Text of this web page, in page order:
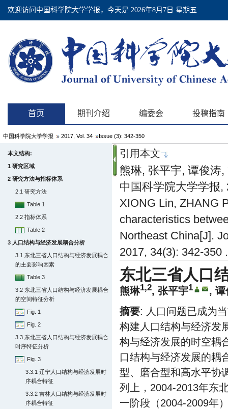
中国科学院大学学报 2017, Vol. 34 Issue (3): 342-350
本文结构:
1 研究区域
2 研究方法与指标体系
2.1 研究方法
Table 1
2.2 指标体系
Table 2
3 人口结构与经济发展耦合分析
3.1 东北三省人口结构与经济发展耦合
的主要影响因素
Table 3
3.2 东北三省人口结构与经济发展耦合
的空间特征分析
Fig. 1
Fig. 2
3.3 东北三省人口结构与经济发展耦合
时序特征分析
Fig. 3
3.3.1 辽宁人口结构与经济发展时
序耦合特征
3.3.2 吉林人口结构与经济发展时
序耦合特征
引用本文
熊琳, 张平宇, 谭俊涛
中国科学院大学学报,
XIONG Lin, ZHANG
characteristics
Northeast China[J].
2017, 34(3): 342-350 .
东北三省人口
熊琳1,2, 张平宇1 , 谭
摘要: 人口问题已成为
构建人口结构与经济发
构与经济发展的时空耦
口结构与经济发展的耦
型、磨合型和高水平协
列上，2004-2013年东
一阶段（2004-2009年